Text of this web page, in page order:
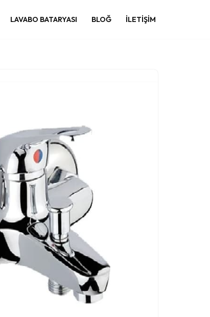
LAVABO BATARYASI BLOĞ İLETIŞIM